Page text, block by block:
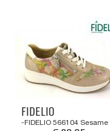
FIDELIO
-FIDELIO 566104 Sesame